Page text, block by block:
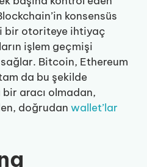
konsensüs
bir otoriteye ihtiyaç
işlem geçmişi
sağlar. Bitcoin, Ethereum
da bu şekilde
aracı olmadan,
doğrudan wallet’lar